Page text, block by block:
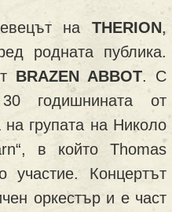
на THERION,
родната публика.
BRAZEN ABBOT. С
годишнината от
групата на Николо
в който Thomas
участие. Концертът
оркестър и е част